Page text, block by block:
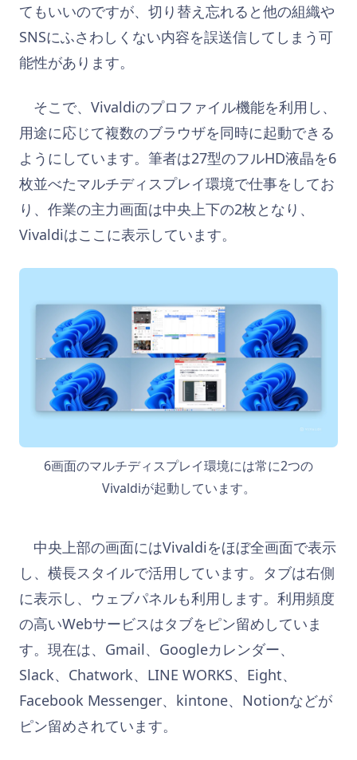
てもいいのですが、切り替え忘れると他の組織や
SNSにふさわしくない内容を誤送信してしまう可
能性があります。
そこで、Vivaldiのプロファイル機能を利用し、
用途に応じて複数のブラウザを同時に起動できる
ようにしています。筆者は27型のフルHD液晶を6
枚並べたマルチディスプレイ環境で仕事をしてお
り、作業の主力画面は中央上下の2枚となり、
Vivaldiはここに表示しています。
6画面のマルチディスプレイ環境には常に2つの
Vivaldiが起動しています。
中央上部の画面にはVivaldiをほぼ全画面で表示
し、横長スタイルで活用しています。タブは右側
に表示し、ウェブパネルも利用します。利用頻度
の高いWebサービスはタブをピン留めしていま
す。現在は、Gmail、Googleカレンダー、
Slack、Chatwork、LINE WORKS、Eight、
Facebook Messenger、kintone、Notionなどが
ピン留めされています。